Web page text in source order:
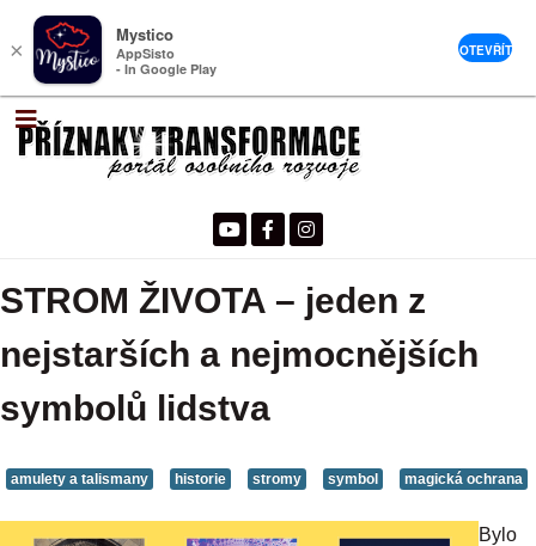
STROM ŽIVOTA – jeden z
nejstarších a nejmocnějších
symbolů lidstva
amulety a talismany historie stromy symbol magická ochrana
Bylo
×
Mystico
AppSisto
- In Google Play
OTEVŘÍT